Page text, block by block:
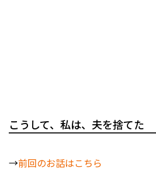
こうして、私は、夫を捨てた
→前回のお話はこちら